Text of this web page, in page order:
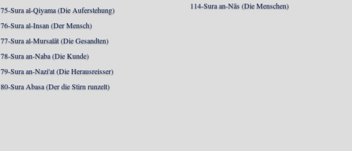
75-Sura al-Qiyama (Die Auferstehung)
76-Sura al-Insan (Der Mensch)
77-Sura al-Mursalāt (Die Gesandten)
78-Sura an-Naba (Die Kunde)
79-Sura an-Nazi'at (Die Herausreisser)
80-Sura Abasa (Der die Stirn runzelt)
114-Sura an-Nās (Die Menschen)